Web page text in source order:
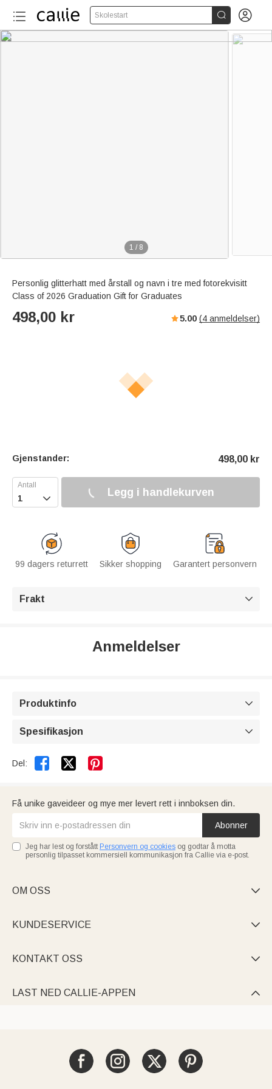
Skolestart  
1 / 8
Personlig glitterhatt med årstall og navn i tre med fotorekvisitt
Class of 2026 Graduation Gift for Graduates
498,00 kr 5.00 (4 anmeldelser)
Gjenstander: 498,00 kr
 Legg i handlekurven
99 dagers returrett Sikker shopping Garantert personvern
Frakt 
Anmeldelser
Produktinfo 
Spesifikasjon 
Del:  
Få unike gaveideer og mye mer levert rett i innboksen din.
Abonner
Jeg har lest og forstått Personvern og cookies og godtar å motta
personlig tilpasset kommersiell kommunikasjon fra Callie via e-post.
OM OSS 
KUNDESERVICE 
KONTAKT OSS 
LAST NED CALLIE-APPEN 